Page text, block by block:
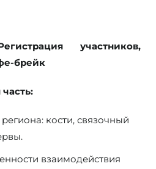
участников,
брейк
кости, связочный
взаимодействия